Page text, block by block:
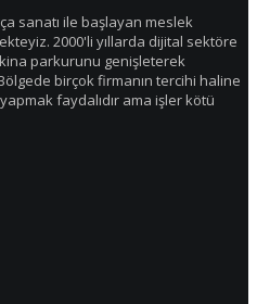
sanatı ile başlayan meslek
2000'li yıllarda dijital sektöre
parkurunu genişleterek
birçok firmanın tercihi haline
faydalıdır ama işler kötü